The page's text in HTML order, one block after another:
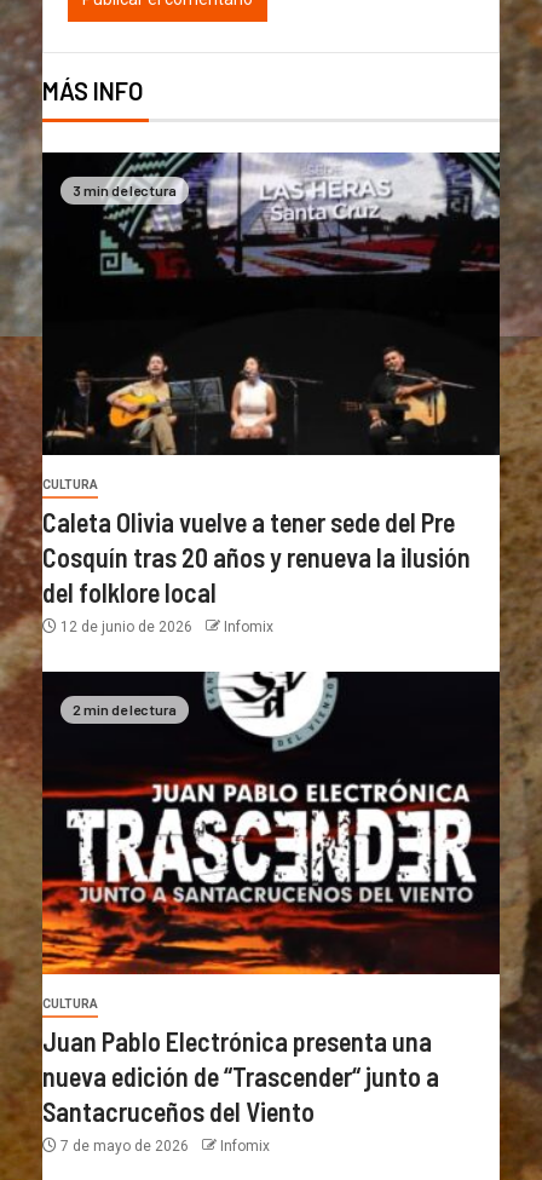
MÁS INFO
3 min de lectura
CULTURA
Caleta Olivia vuelve a tener sede del Pre
Cosquín tras 20 años y renueva la ilusión
del folklore local
12 de junio de 2026 Infomix
2 min de lectura
CULTURA
Juan Pablo Electrónica presenta una
nueva edición de “Trascender“ junto a
Santacruceños del Viento
7 de mayo de 2026 Infomix